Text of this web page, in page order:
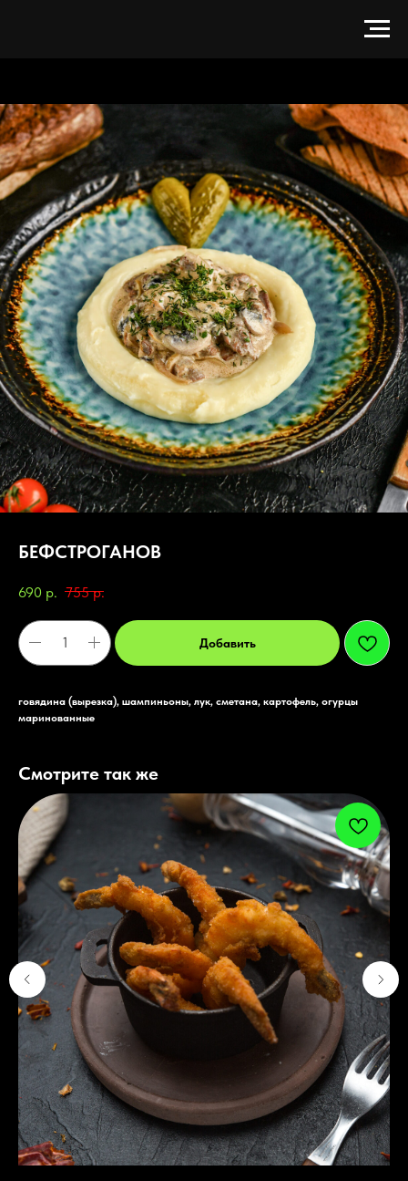
БЕФСТРОГАНОВ
690 р. 755 р.
Добавить
говядина (вырезка), шампиньоны, лук, сметана, картофель, огурцы
маринованные
Смотрите так же